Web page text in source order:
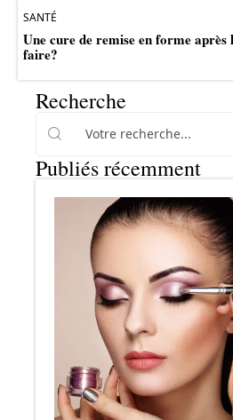
SANTÉ
Une cure de remise en forme après
faire?
Recherche
Publiés récemment